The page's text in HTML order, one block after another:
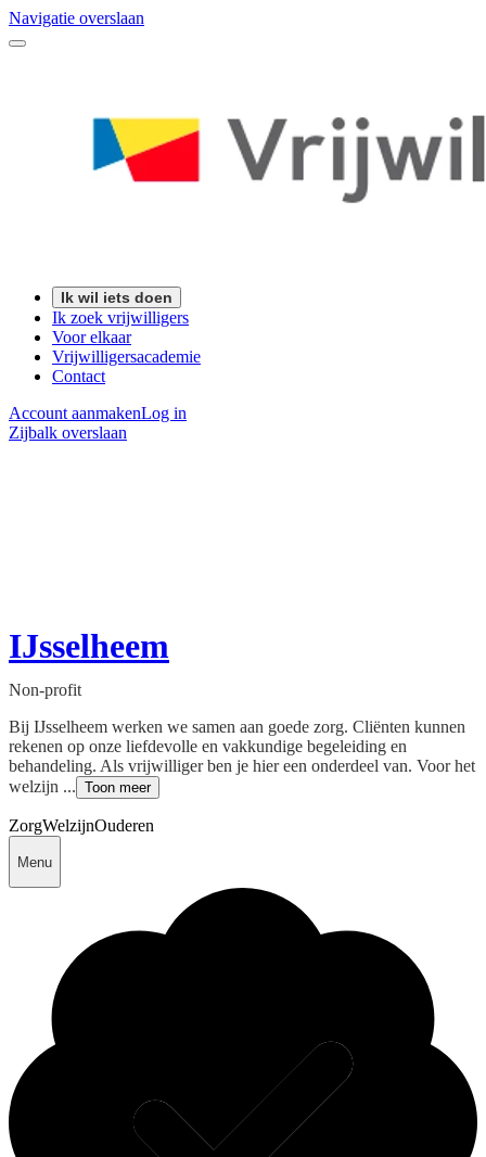
Navigatie overslaan
Ik wil iets doen
Ik zoek vrijwilligers
Voor elkaar
Vrijwilligersacademie
Contact
Account aanmakenLog in
Zijbalk overslaan
IJsselheem
Non-profit
Bij IJsselheem werken we samen aan goede zorg. Cliënten kunnen
rekenen op onze liefdevolle en vakkundige begeleiding en
behandeling. Als vrijwilliger ben je hier een onderdeel van. Voor het
welzijn ... Toon meer
ZorgWelzijnOuderen
Menu